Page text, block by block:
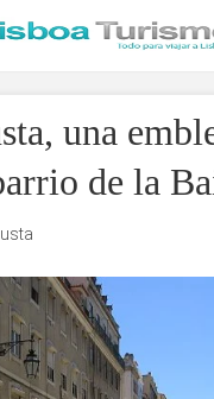
una
de la